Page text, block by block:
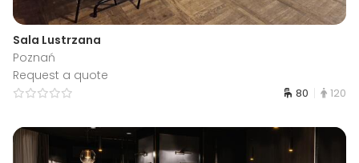
Sala Lustrzana
Poznań
Request a quote
80 120